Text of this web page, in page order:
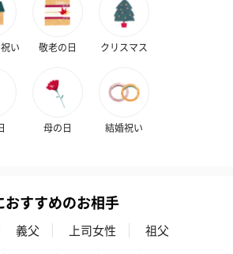
い 敬老の日 クリスマス
母の日 結婚祝い
おすすめのお相手
義父 上司女性
祖父